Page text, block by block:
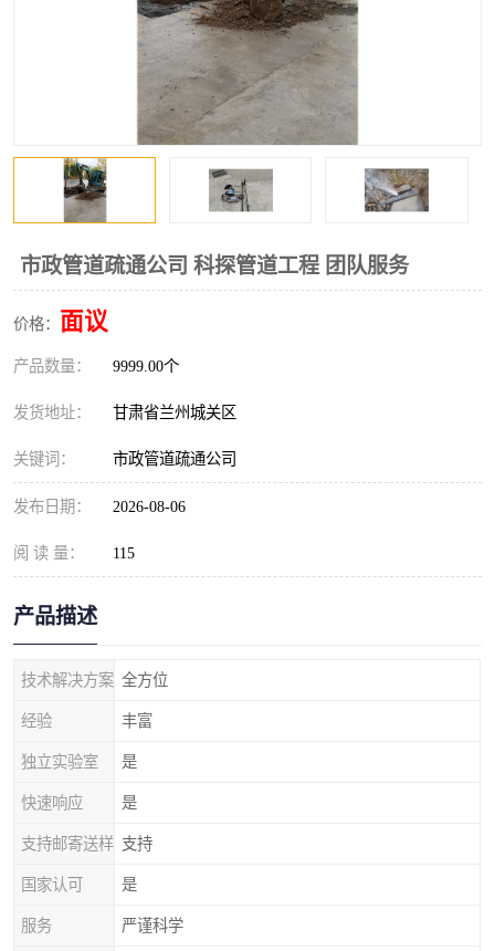
市政管道疏通公司 科探管道工程 团队服务
价格： 面议
产品数量： 9999.00个
发货地址： 甘肃省兰州城关区
关键词： 市政管道疏通公司
发布日期： 2026-08-06
阅 读 量： 115
产品描述
技术解决方案 全方位
经验 丰富
独立实验室 是
快速响应 是
支持邮寄送样 支持
国家认可 是
服务 严谨科学